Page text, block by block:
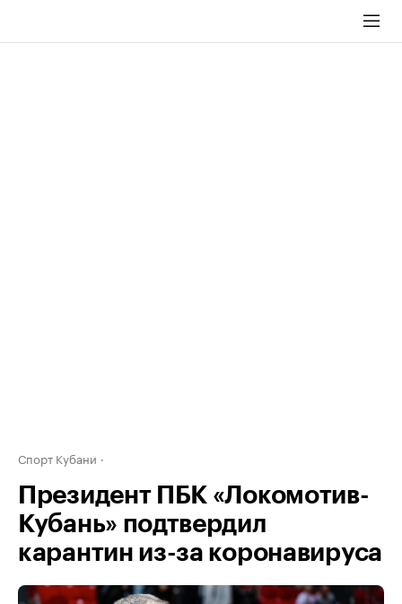
Спорт Кубани
Президент ПБК «Локомотив-
Кубань» подтвердил
карантин из-за коронавируса